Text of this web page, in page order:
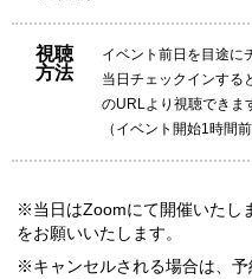
視聴
方法
イベント前日を目途に
当日チェックインする
のURLより視聴できま
（イベント開始1時間
※当日はZoomにて開催いたし
をお願いいたします。
※キャンセルされる場合は、